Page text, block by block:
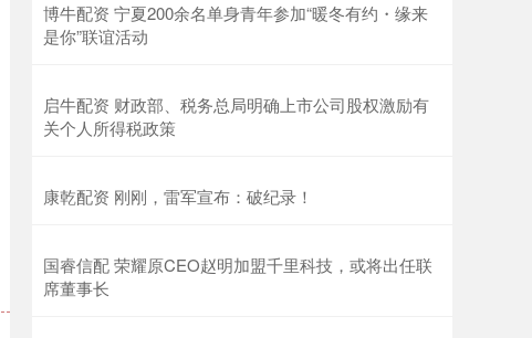
博牛配资 宁夏200余名单身青年参加“暖冬有约・缘来
是你”联谊活动
启牛配资 财政部、税务总局明确上市公司股权激励有
关个人所得税政策
康乾配资 刚刚，雷军宣布：破纪录！
国睿信配 荣耀原CEO赵明加盟千里科技，或将出任联
席董事长